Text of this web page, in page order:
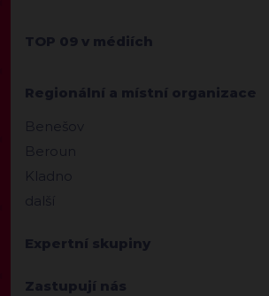
TOP 09 v médiích
Regionální a místní organizace
Benešov
Beroun
Kladno
další
Expertní skupiny
Zastupují nás